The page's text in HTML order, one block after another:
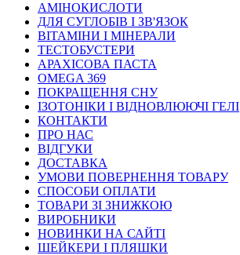
АМІНОКИСЛОТИ
ДЛЯ СУГЛОБІВ І ЗВ'ЯЗОК
ВІТАМІНИ І МІНЕРАЛИ
ТЕСТОБУСТЕРИ
АРАХІСОВА ПАСТА
OMEGA 369
ПОКРАЩЕННЯ СНУ
ІЗОТОНІКИ І ВІДНОВЛЮЮЧІ ГЕЛІ
КОНТАКТИ
ПРО НАС
ВІДГУКИ
ДОСТАВКА
УМОВИ ПОВЕРНЕННЯ ТОВАРУ
СПОСОБИ ОПЛАТИ
ТОВАРИ ЗІ ЗНИЖКОЮ
ВИРОБНИКИ
НОВИНКИ НА САЙТІ
ШЕЙКЕРИ І ПЛЯШКИ